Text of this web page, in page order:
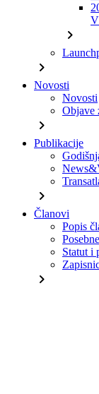
chevron_right
chevron_right
Novosti
Novosti
Objave
chevron_right
Publikacije
chevron_right
Članovi
Popis
Statut i
chevron_right